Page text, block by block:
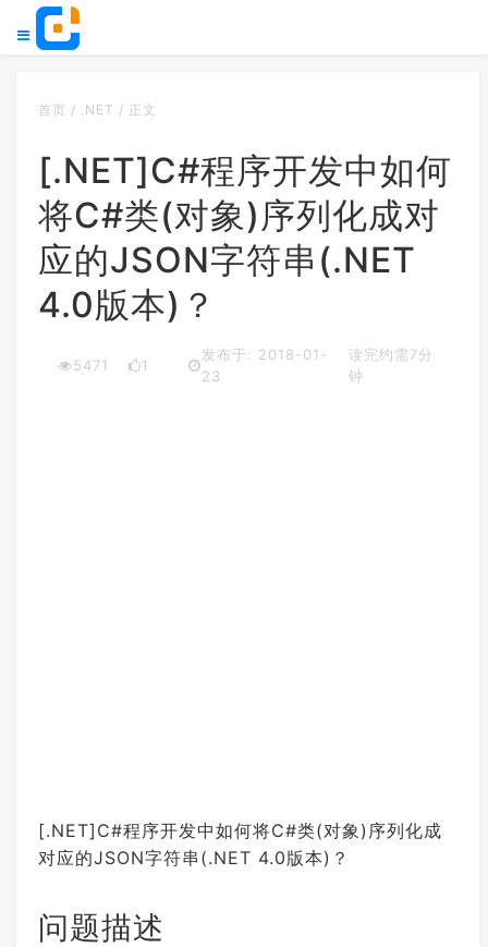
首页 / .NET / 正文
[.NET]C#程序开发中如何
将C#类(对象)序列化成对
应的JSON字符串(.NET
4.0版本)？
5471 1
发布于: 2018-01-
23
读完约需7分
钟
[.NET]C#程序开发中如何将C#类(对象)序列化成
对应的JSON字符串(.NET 4.0版本)？
问题描述